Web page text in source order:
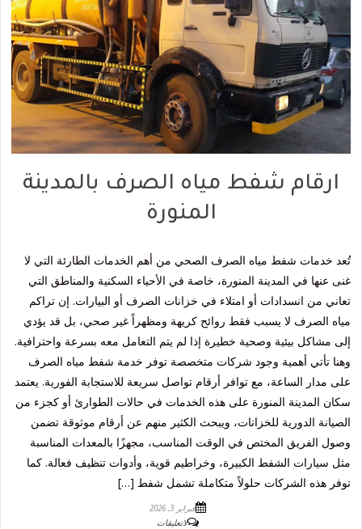
ارقام شفط مياه الصرف بالمدينة
المنورة
تُعد خدمات شفط مياه الصرف الصحي من أهم الخدمات الطارئة التي لا
غنى عنها في المدينة المنورة، خاصة في الأحياء السكنية والمناطق التي
تعاني من انسدادات أو امتلاء في خزانات الصرف أو البيارات. إن تراكم
مياه الصرف لا يسبب فقط روائح كريهة ومظهراً غير صحي، بل قد يؤدي
إلى مشاكل بيئية وصحية خطيرة إذا لم يتم التعامل معه بسرعة واحترافية.
وهنا تأتي أهمية وجود شركات متخصصة توفر خدمة شفط مياه الصرف
على مدار الساعة، مع توافر أرقام تواصل سريعة للاستجابة الفورية. يعتمد
سكان المدينة المنورة على هذه الخدمات في حالات الطوارئ أو كجزء من
الصيانة الدورية للخزانات، ويبحث الكثير منهم عن أرقام موثوقة تضمن
وصول الفريق المختص في الوقت المناسب، مجهزًا بالمعدات المناسبة
مثل سيارات الشفط الكبيرة، وخراطيم قوية، وأدوات تنظيف فعالة. كما
توفر هذه الشركات حلولاً متكاملة تشمل شفط […]
فبراير 3, 2026
لاتعليقات